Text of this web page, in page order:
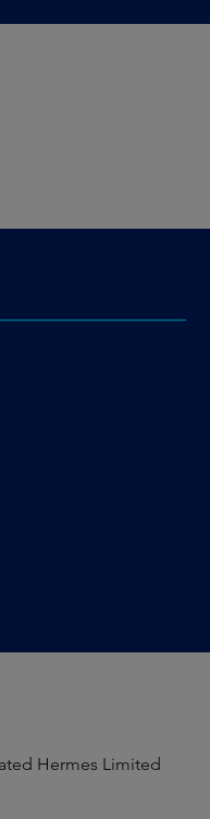
Hermes Limited